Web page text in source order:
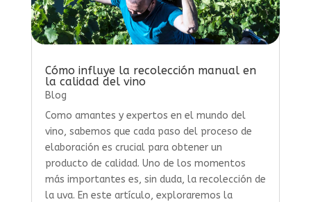
Cómo influye la recolección manual en
la calidad del vino
Blog
Como amantes y expertos en el mundo del
vino, sabemos que cada paso del proceso de
elaboración es crucial para obtener un
producto de calidad. Uno de los momentos
más importantes es, sin duda, la recolección de
la uva. En este artículo, exploraremos la